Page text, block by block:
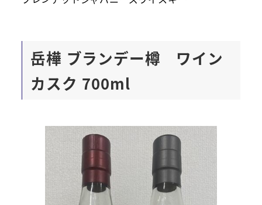
岳樺 ブランデー樽 ワイン
カスク 700ml